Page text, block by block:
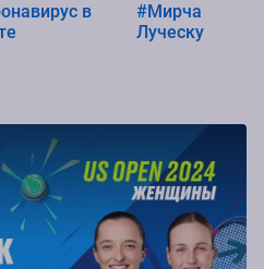
в
#Мирча
Луческу